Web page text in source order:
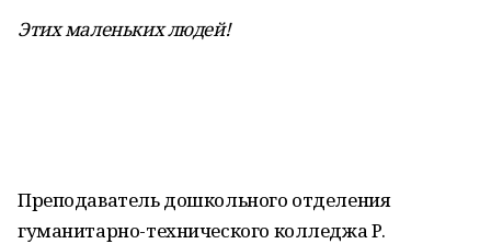
Этих маленьких людей!
Преподаватель дошкольного отделения
гуманитарно-технического колледжа Р.